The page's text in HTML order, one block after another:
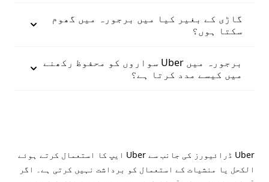
گاڑی کے بغیر کیا میں برجورہ میں گھوم
سکتا ہوں؟
برجورہ میں Uber سواروں کو محفوظ رکھنے
میں کیسے مدد کرتا ہے؟
Uber ڈرائیورز کی جانب سے Uber ایپ کا استعمال کرتے ہوئے
الکحل یا منشیات کے استعمال کو برداشت نہیں کرتی ہے۔ اگر